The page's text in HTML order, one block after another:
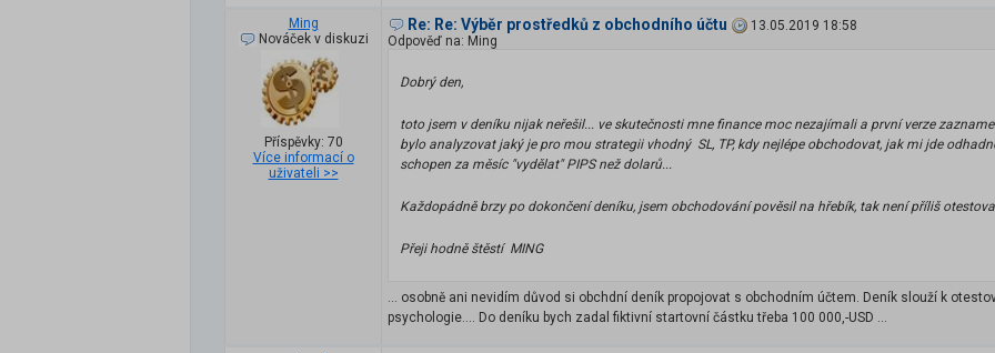
Ming
Nováček v diskuzi
Příspěvky: 70
Více informací o
uživateli >>
Re: Re: Výběr prostředků z obchodního účtu
13.05.2019 18:58
Odpověď na: Ming
Dobrý den,
toto jsem v deníku nijak neřešil... ve skutečnosti mne finance moc nezajímali a první verze
bylo analyzovat jaký je pro mou strategii vhodný SL, TP, kdy nejlépe obchodovat, jak mi jde
schopen za měsíc "vydělat" PIPS než dolarů...
Každopádně brzy po dokončení deníku, jsem obchodování pověsil na hřebík, tak není příliš
Přeji hodně štěstí MING
... osobně ani nevidím důvod si obchdní deník propojovat s obchodním účtem. Deník slouží k
psychologie.... Do deníku bych zadal fiktivní startovní částku třeba 100 000,-USD ...